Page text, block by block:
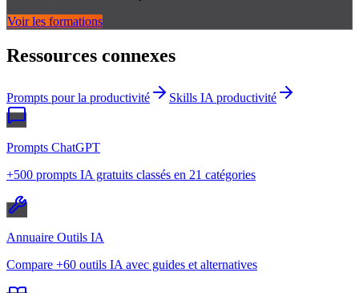
Voir les formations
Ressources connexes
Prompts pour la productivité Skills IA productivité
Prompts ChatGPT
+500 prompts IA gratuits classés en 21 catégories
Annuaire Outils IA
Compare +60 outils IA avec guides et alternatives